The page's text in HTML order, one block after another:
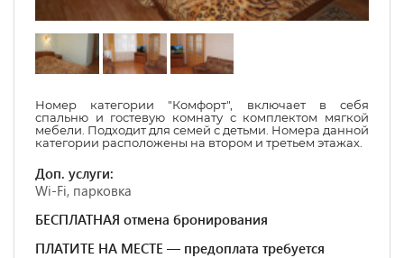
Номер категории "Комфорт", включает в себя
спальню и гостевую комнату с комплектом мягкой
мебели. Подходит для семей с детьми. Номера данной
категории расположены на втором и третьем этажах.
Доп. услуги:
Wi-Fi, парковка
БЕСПЛАТНАЯ отмена бронирования
ПЛАТИТЕ НА МЕСТЕ — предоплата требуется